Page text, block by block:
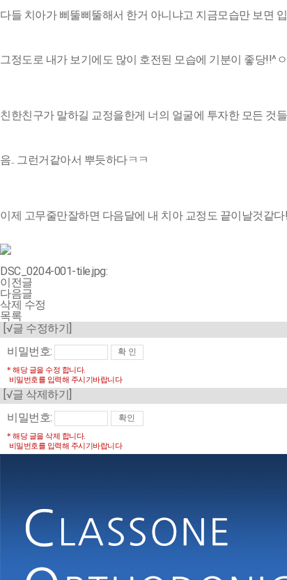
다들 치아가 삐뚤삐뚤해서 한거 아니냐고 지금모습만 보면
그정도로 내가 보기에도 많이 호전된 모습에 기분이 좋당!!^
친한친구가 말하길 교정을한게 너의 얼굴에 투자한 모든 것
음.. 그런거같아서 뿌듯하다ㅋㅋ
이제 고무줄만잘하면 다음달에 내 치아 교정도 끝이날것같다
DSC_0204-001-tile.jpg:
이전글
다음글
삭제 수정
목록
[√글 수정하기]
비밀번호:
* 해당 글을 수정 합니다.
비밀번호를 입력해 주시기바랍니다
[√글 삭제하기]
비밀번호:
* 해당 글을 삭제 합니다.
비밀번호를 입력해 주시기바랍니다